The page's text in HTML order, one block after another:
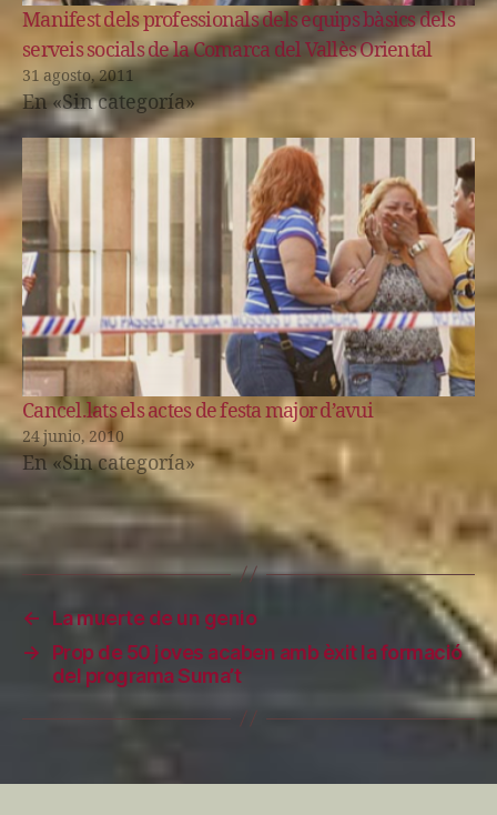
Manifest dels professionals dels equips bàsics dels
serveis socials de la Comarca del Vallès Oriental
31 agosto, 2011
En «Sin categoría»
Cancel.lats els actes de festa major d’avui
24 junio, 2010
En «Sin categoría»
←
La muerte de un genio
→
Prop de 50 joves acaben amb èxit la formació
del programa Suma’t